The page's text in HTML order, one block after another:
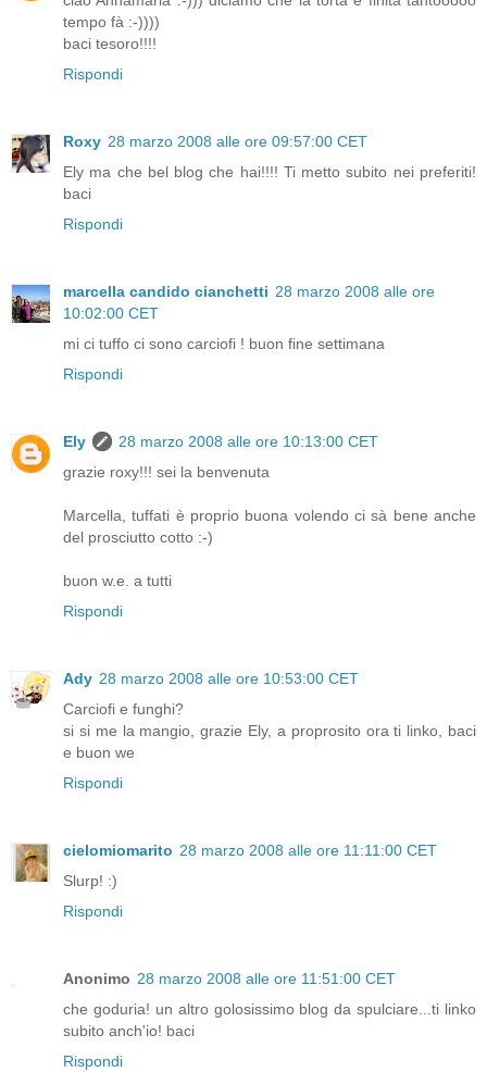
tempo fà :-))))
baci tesoro!!!!
Rispondi
Roxy 28 marzo 2008 alle ore 09:57:00 CET
Ely ma che bel blog che hai!!!! Ti metto subito nei preferiti!
baci
Rispondi
marcella candido cianchetti 28 marzo 2008 alle ore
10:02:00 CET
mi ci tuffo ci sono carciofi ! buon fine settimana
Rispondi
Ely
28 marzo 2008 alle ore 10:13:00 CET
grazie roxy!!! sei la benvenuta
Marcella, tuffati è proprio buona volendo ci sà bene anche
del prosciutto cotto :-)
buon w.e. a tutti
Rispondi
Ady 28 marzo 2008 alle ore 10:53:00 CET
Carciofi e funghi?
si si me la mangio, grazie Ely, a proprosito ora ti linko, baci
e buon we
Rispondi
cielomiomarito 28 marzo 2008 alle ore 11:11:00 CET
Slurp! :)
Rispondi
Anonimo 28 marzo 2008 alle ore 11:51:00 CET
che goduria! un altro golosissimo blog da spulciare...ti linko
subito anch'io! baci
Rispondi